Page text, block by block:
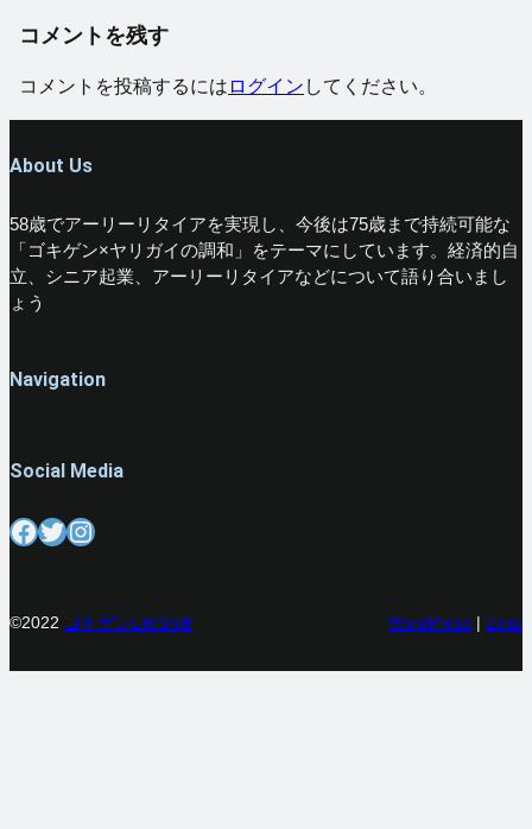
コメントを残す
コメントを投稿するには ログイン してください。
About Us
58歳でアーリーリタイアを実現し、今後は75歳まで持続可能な
「ゴキゲン×ヤリガイの調和」をテーマにしています。経済的自
立、シニア起業、アーリーリタイアなどについて語り合いまし
ょう
Navigation
Social Media
Facebook Twitter Instagram
©2022 ゴキゲンLifeShift WordPress | Zelia